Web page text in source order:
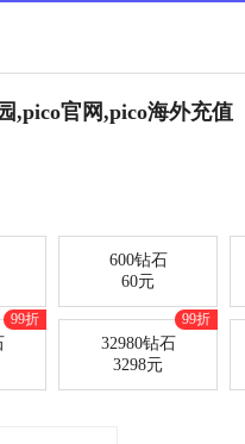
,pico官网,pico海外充值
600钻石
60元
99折 99折
32980钻石
3298元